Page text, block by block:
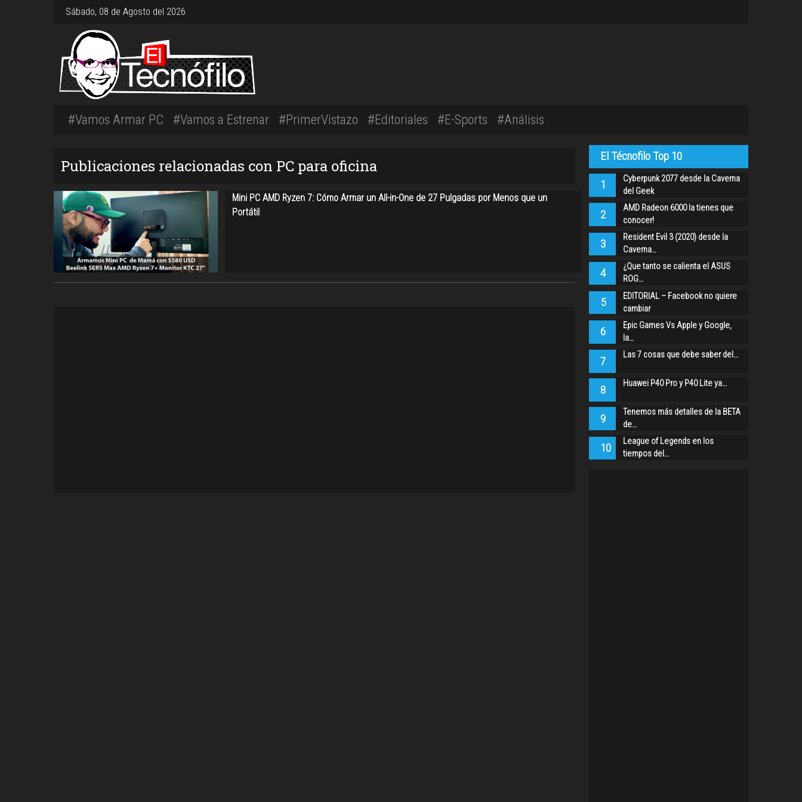
Sábado, 08 de Agosto del 2026
#Vamos Armar PC #Vamos a Estrenar #PrimerVistazo #Editoriales #E-Sports #Análisis
Publicaciones relacionadas con PC para oficina
Mini PC AMD Ryzen 7: Cómo Armar un All-in-One de 27 Pulgadas por Menos que un
Portátil
El Técnofilo Top 10
1
Cyberpunk 2077 desde la Caverna
del Geek
2
AMD Radeon 6000 la tienes que
conocer!
3
Resident Evil 3 (2020) desde la
Caverna…
4
¿Que tanto se calienta el ASUS
ROG…
5
EDITORIAL – Facebook no quiere
cambiar
6
Epic Games Vs Apple y Google,
la…
7 Las 7 cosas que debe saber del…
8 Huawei P40 Pro y P40 Lite ya…
9
Tenemos más detalles de la BETA
de…
10
League of Legends en los
tiempos del…